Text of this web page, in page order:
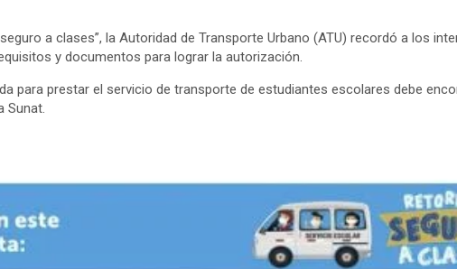
a clases”, la Autoridad de Transporte Urbano (ATU) recordó a los
y documentos para lograr la autorización.
para prestar el servicio de transporte de estudiantes escolares debe
Sunat.